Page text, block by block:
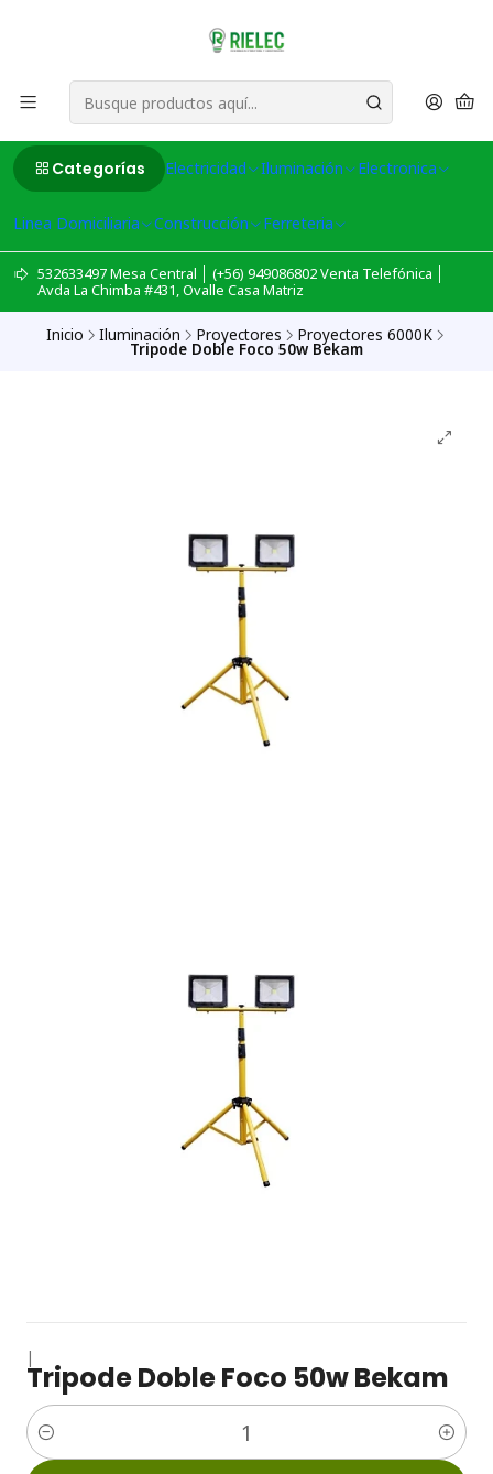
Categorías Electricidad Iluminación Electronica
Linea Domiciliaria Construcción Ferreteria
532633497 Mesa Central │ (+56) 949086802 Venta Telefónica │
Avda La Chimba #431, Ovalle Casa Matriz
Inicio Iluminación Proyectores Proyectores 6000K
Tripode Doble Foco 50w Bekam
|
Tripode Doble Foco 50w Bekam
Cantidad